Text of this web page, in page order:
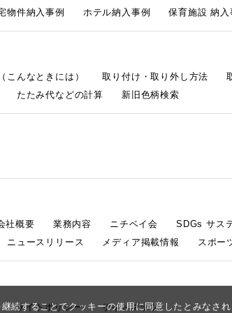
続することでクッキーの使用に同意したとみなさ
物件納入事例 ホテル納入事例 保育施設 納入
こんなときには） 取り付け・取り外し方法
たたみ代などの計算 新旧色柄検索
社概要 業務内容 ニチベイ会 SDGs サス
ニュースリリース メディア掲載情報 スポー
サイトポリシー サイトマップ